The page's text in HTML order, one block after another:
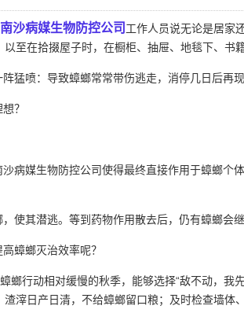
南沙病媒生物防控公司 工作人员说无论是居家
至在拾掇屋子时，在橱柜、抽屉、地毯下、书
喷：导致蟑螂常常带伤逃走，消停几日后再现
？
病媒生物防控公司使得最终直接作用于蟑螂个
使其潜逃。等到药物作用散去后，仍有蟑螂会继
蟑螂灭治效率呢？
螂行动相对缓慢的秋季，能够选择“敌不动，我
滓日产日清，不给蟑螂留口粮；及时检查墙体